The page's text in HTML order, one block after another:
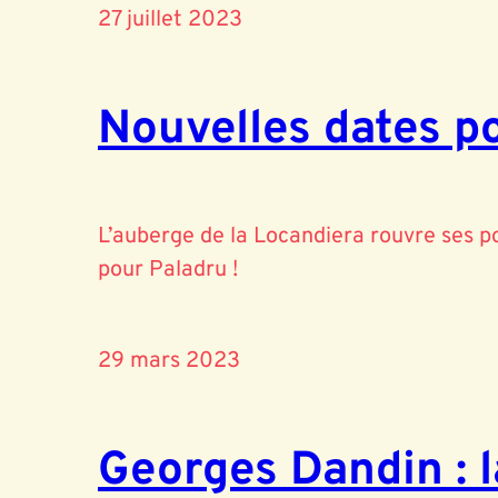
27 juillet 2023
Nouvelles dates
L’auberge de la Locandiera rouvre
pour Paladru !
29 mars 2023
Georges Dandin :